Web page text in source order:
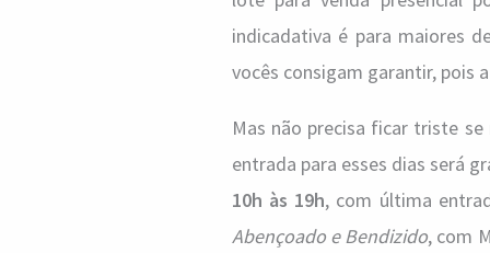
indicadativa é para maiores
vocês consigam garantir, pois
Mas não precisa ficar triste se
entrada para esses dias será
10h às 19h, com última
Abençoado e Bendizido, com